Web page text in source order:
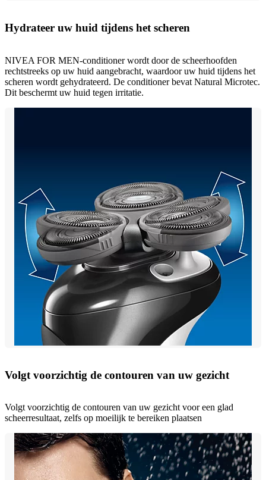
Hydrateer uw huid tijdens het scheren
NIVEA FOR MEN-conditioner wordt door de scheerhoofden
rechtstreeks op uw huid aangebracht, waardoor uw huid tijdens het
scheren wordt gehydrateerd. De conditioner bevat Natural Microtec.
Dit beschermt uw huid tegen irritatie.
Volgt voorzichtig de contouren van uw gezicht
Volgt voorzichtig de contouren van uw gezicht voor een glad
scheerresultaat, zelfs op moeilijk te bereiken plaatsen